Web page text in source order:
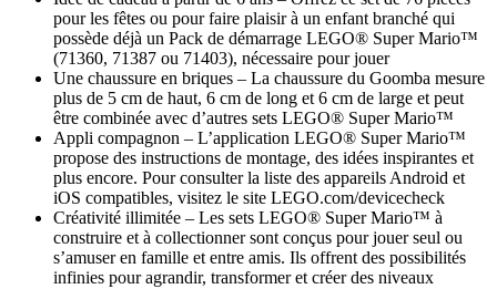
pour les fêtes ou pour faire plaisir à un enfant branché qui
possède déjà un Pack de démarrage LEGO® Super Mario™
(71360, 71387 ou 71403), nécessaire pour jouer
Une chaussure en briques – La chaussure du Goomba mesure
plus de 5 cm de haut, 6 cm de long et 6 cm de large et peut
être combinée avec d’autres sets LEGO® Super Mario™
Appli compagnon – L’application LEGO® Super Mario™
propose des instructions de montage, des idées inspirantes et
plus encore. Pour consulter la liste des appareils Android et
iOS compatibles, visitez le site LEGO.com/devicecheck
Créativité illimitée – Les sets LEGO® Super Mario™ à
construire et à collectionner sont conçus pour jouer seul ou
s’amuser en famille et entre amis. Ils offrent des possibilités
infinies pour agrandir, transformer et créer des niveaux